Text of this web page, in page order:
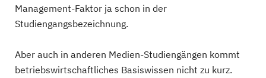
Management-Faktor ja schon in der
Studiengangsbezeichnung.
Aber auch in anderen Medien-Studiengängen kommt
betriebswirtschaftliches Basiswissen nicht zu kurz.